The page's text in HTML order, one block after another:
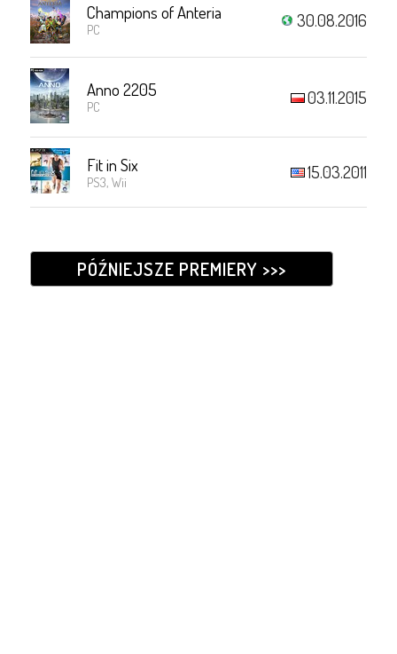
Champions of Anteria
PC 30.08.2016
Anno 2205
PC 03.11.2015
Fit in Six
PS3, Wii 15.03.2011
PÓŹNIEJSZE PREMIERY >>>